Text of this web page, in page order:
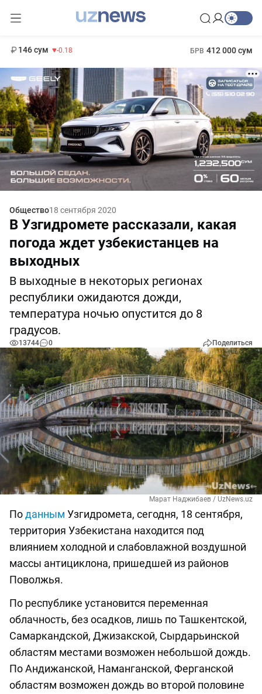
146 сум -0.18 БРВ 412 000 сум
Общество18 сентября 2020
В Узгидромете рассказали, какая
погода ждет узбекистанцев на
выходных
В выходные в некоторых регионах
республики ожидаются дожди,
температура ночью опустится до 8
градусов.
13744 0 Поделиться
Марат Наджибаев / UzNews.uz
Поданным Узгидромета, сегодня, 18 сентября,
территория Узбекистана находится под
влиянием холодной и слабовлажной воздушной
массы антициклона, пришедшей из районов
Поволжья.
По республике установится переменная
облачность, без осадков, лишь по Ташкентской,
Самаркандской, Джизакской, Сырдарьинской
областям местами возможен небольшой дождь.
По Андижанской, Наманганской, Ферганской
областям возможен дождь во второй половине